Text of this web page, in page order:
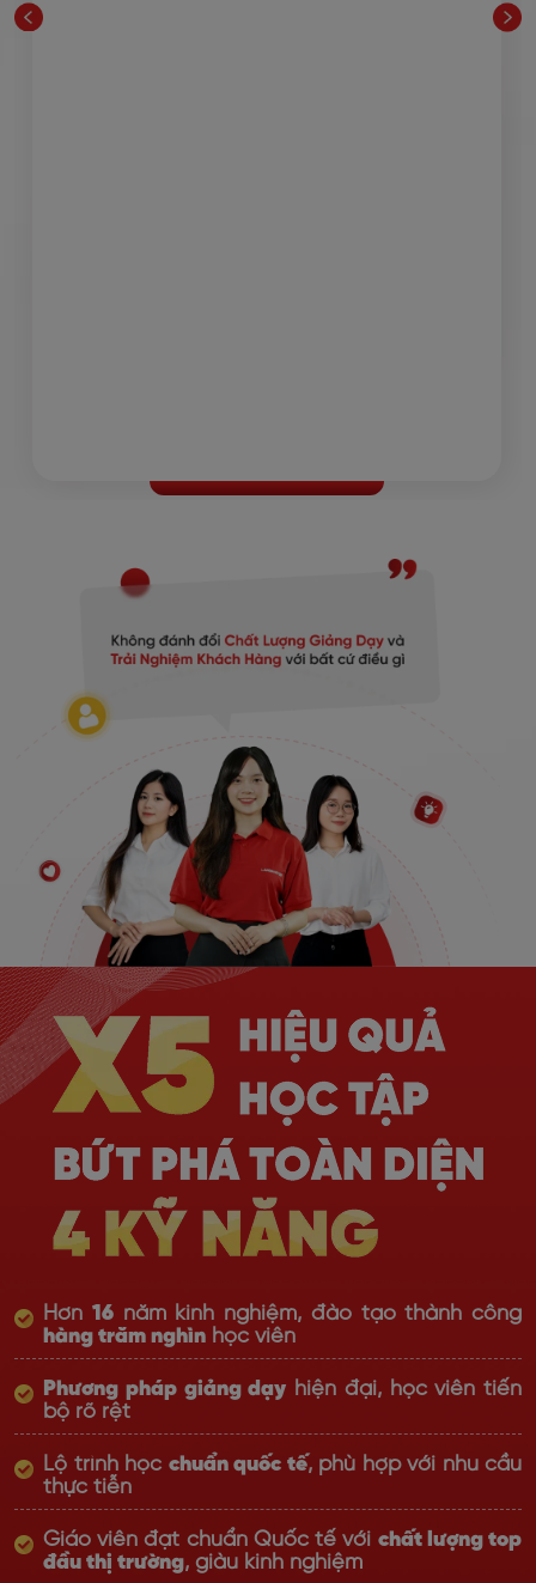
Hơn 16năm kinh nghiệm, đào tạo thành công
hàng trăm nghìn học viên
Phương pháp giảng dạy hiện đại, học viên tiến
bộ rõ rệt
Lộ trình học chuẩn quốc tế, phù hợp với nhu cầu
thực tiễn
Giáo viên đạt chuẩn Quốc tế với chất lượng top
đầu thị trường, giàu kinh nghiệm